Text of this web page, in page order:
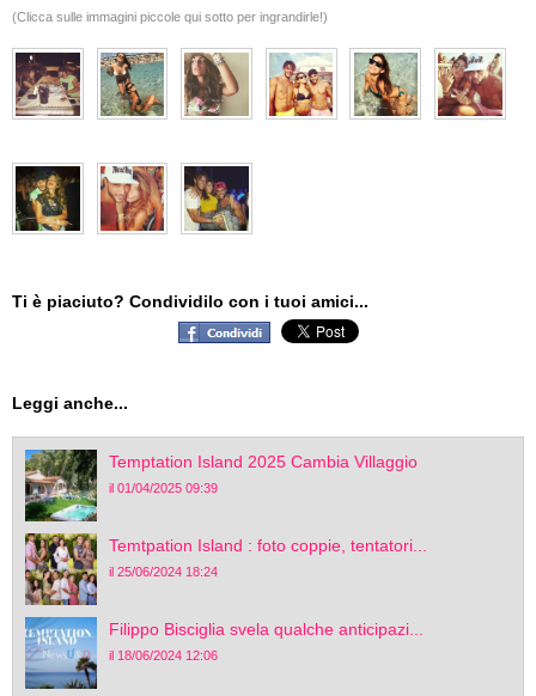
(Clicca sulle immagini piccole qui sotto per ingrandirle!)
Ti è piaciuto? Condividilo con i tuoi amici...
Leggi anche...
Temptation Island 2025 Cambia Villaggio
il 01/04/2025 09:39
Temtpation Island : foto coppie, tentatori...
il 25/06/2024 18:24
Filippo Bisciglia svela qualche anticipazi...
il 18/06/2024 12:06